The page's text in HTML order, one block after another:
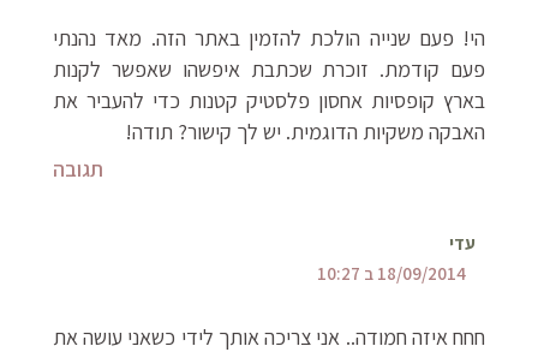
הי! פעם שנייה הולכת להזמין באתר הזה. מאד נהנתי
פעם קודמת. זוכרת שכתבת איפשהו שאפשר לקנות
בארץ קופסיות אחסון פלסטיק קטנות כדי להעביר את
האבקה משקיות הדוגמית. יש לך קישור? תודה!
תגובה
עדי
18/09/2014 ב 10:27
חחח איזה חמודה.. אני צריכה אותך לידי כשאני עושה את